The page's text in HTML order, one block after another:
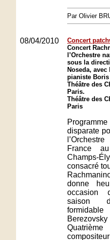
Par Olivier
08/04/2010
Concert
Concert
l’Orchestre
sous la
Noseda,
pianiste
Théâtre des
Paris.
Théâtre des
Paris
disparate
France
Champs-
consacré
donne
occasion
saison